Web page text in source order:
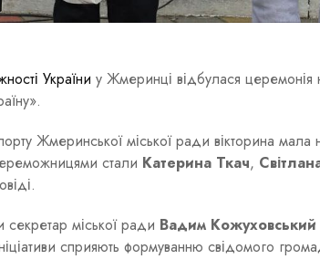
України у Жмеринці відбулася
Жмеринської міської ради вікторина мала
стали Катерина Ткач,
секретар міської ради Вадим Кожуховський
сприяють формуванню свідомого